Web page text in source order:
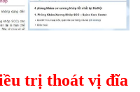
trị thoát vị đĩa